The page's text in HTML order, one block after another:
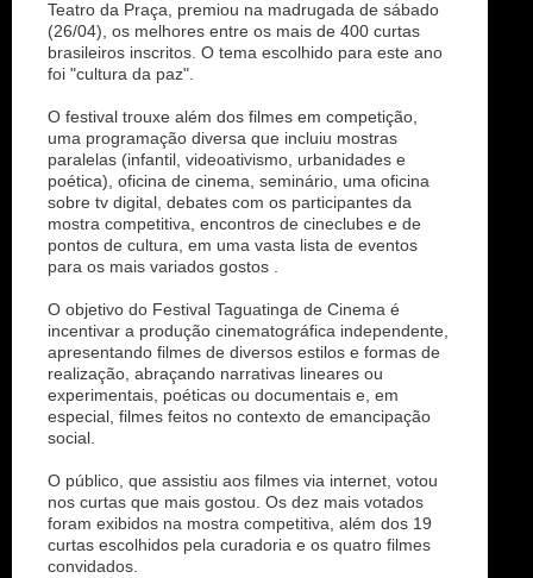
Teatro da Praça, premiou na madrugada de sábado
(26/04), os melhores entre os mais de 400 curtas
brasileiros inscritos. O tema escolhido para este ano
foi "cultura da paz".
O festival trouxe além dos filmes em competição,
uma programação diversa que incluiu mostras
paralelas (infantil, videoativismo, urbanidades e
poética), oficina de cinema, seminário, uma oficina
sobre tv digital, debates com os participantes da
mostra competitiva, encontros de cineclubes e de
pontos de cultura, em uma vasta lista de eventos
para os mais variados gostos .
O objetivo do Festival Taguatinga de Cinema é
incentivar a produção cinematográfica independente,
apresentando filmes de diversos estilos e formas de
realização, abraçando narrativas lineares ou
experimentais, poéticas ou documentais e, em
especial, filmes feitos no contexto de emancipação
social.
O público, que assistiu aos filmes via internet, votou
nos curtas que mais gostou. Os dez mais votados
foram exibidos na mostra competitiva, além dos 19
curtas escolhidos pela curadoria e os quatro filmes
convidados.